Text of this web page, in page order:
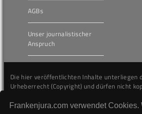
Frankenjura.com verwendet Cookies.
AGBs
Unser journalistischer
Anspruch
Die hier veröffentlichten Inhalte unterliegen
Urheberrecht (Copyright) und dürfen nicht
unverändert wiederveröffentlicht werden.
wir auf juristischem Wege vorgehen.